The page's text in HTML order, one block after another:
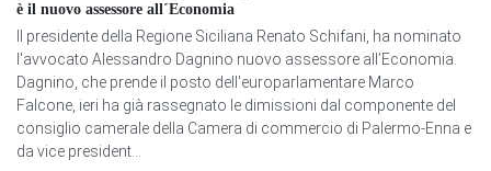
è il nuovo assessore all´Economia
Il presidente della Regione Siciliana Renato Schifani, ha nominato
l'avvocato Alessandro Dagnino nuovo assessore all’Economia.
Dagnino, che prende il posto dell'europarlamentare Marco
Falcone, ieri ha già rassegnato le dimissioni dal componente del
consiglio camerale della Camera di commercio di Palermo-Enna e
da vice president...